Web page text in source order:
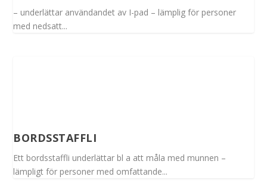
– underlättar användandet av I-pad – lämplig för personer
med nedsatt...
BORDSSTAFFLI
Ett bordsstaffli underlättar bl a att måla med munnen –
lämpligt för personer med omfattande...